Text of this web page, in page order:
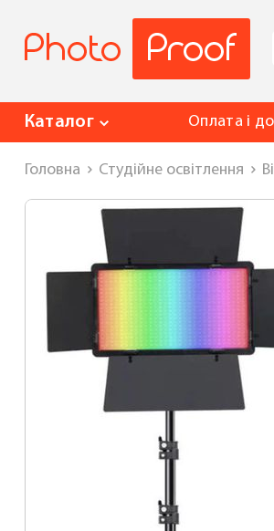
Каталог Оплата і
Головна Студійне освітлення